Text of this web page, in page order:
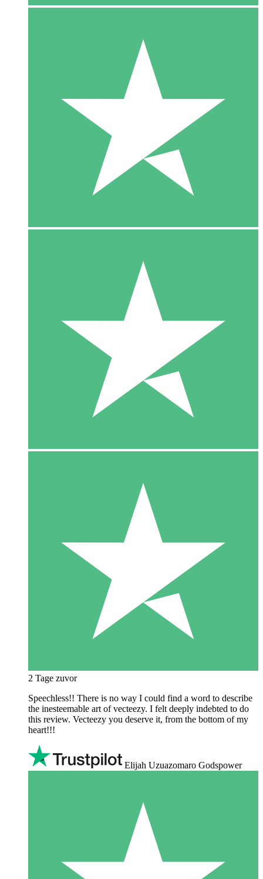
2 Tage zuvor
Speechless!! There is no way I could find a word to describe
the inesteemable art of vecteezy. I felt deeply indebted to do
this review. Vecteezy you deserve it, from the bottom of my
heart!!!
Elijah Uzuazomaro Godspower